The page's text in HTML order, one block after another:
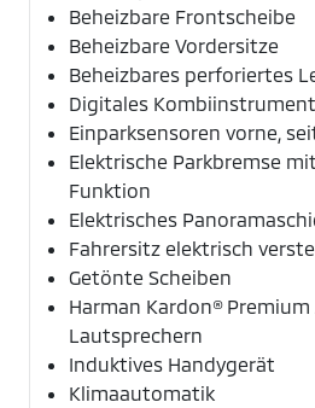
Beheizbare Frontscheibe
Beheizbare Vordersitze
Beheizbares perforiertes
Digitales
Einparksensoren vorne,
Elektrische Parkbremse
Funktion
Elektrisches
Fahrersitz elektrisch
Getönte Scheiben
Harman Kardon®
Lautsprechern
Induktives Handygerät
Klimaautomatik